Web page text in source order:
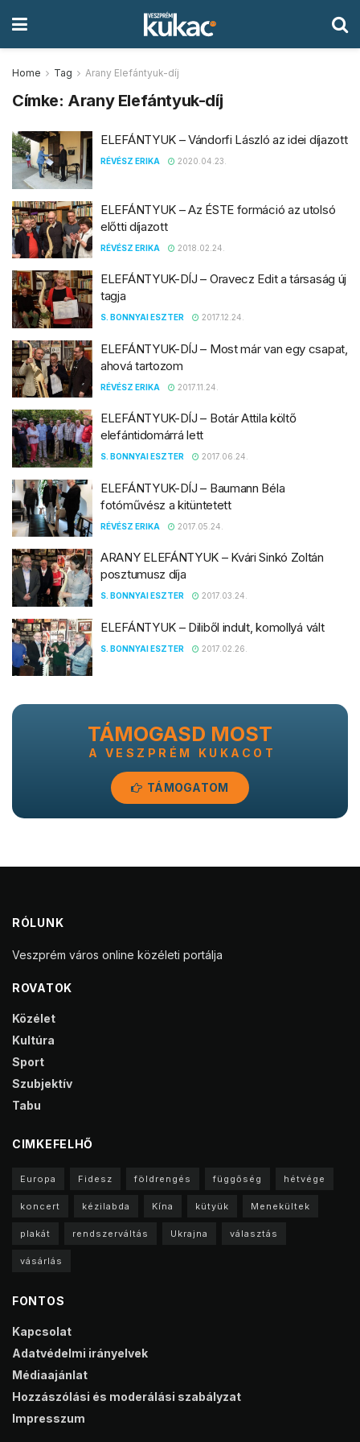
Home Tag Arany Elefántyuk-díj
Címke: Arany Elefántyuk-díj
ELEFÁNTYUK – Vándorfi László az idei díjazott
RÉVÉSZ ERIKA 2020.04.23.
ELEFÁNTYUK – Az ÉSTE formáció az utolsó
előtti díjazott
RÉVÉSZ ERIKA 2018.02.24.
ELEFÁNTYUK-DÍJ – Oravecz Edit a társaság új
tagja
S. BONNYAI ESZTER 2017.12.24.
ELEFÁNTYUK-DÍJ – Most már van egy csapat,
ahová tartozom
RÉVÉSZ ERIKA 2017.11.24.
ELEFÁNTYUK-DÍJ – Botár Attila költő
elefántidomárrá lett
S. BONNYAI ESZTER 2017.06.24.
ELEFÁNTYUK-DÍJ – Baumann Béla
fotóművész a kitüntetett
RÉVÉSZ ERIKA 2017.05.24.
ARANY ELEFÁNTYUK – Kvári Sinkó Zoltán
posztumusz díja
S. BONNYAI ESZTER 2017.03.24.
ELEFÁNTYUK – Diliből indult, komollyá vált
S. BONNYAI ESZTER 2017.02.26.
TÁMOGASD MOST
A VESZPRÉM KUKACOT
TÁMOGATOM
RÓLUNK
Veszprém város online közéleti portálja
ROVATOK
Közélet
Kultúra
Sport
Szubjektív
Tabu
CIMKEFELHŐ
Europa Fidesz földrengés függőség hétvége
koncert kézilabda Kína kütyük Menekültek
plakát rendszerváltás Ukrajna választás
vásárlás
FONTOS
Kapcsolat
Adatvédelmi irányelvek
Médiaajánlat
Hozzászólási és moderálási szabályzat
Impresszum